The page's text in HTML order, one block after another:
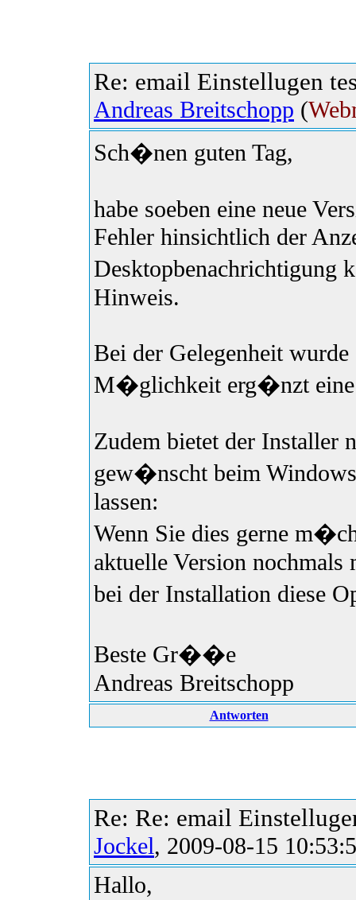
Re: email Einstellugen
Andreas Breitschopp (
Sch�nen guten Tag,
habe soeben eine neue
Fehler hinsichtlich der
Desktopbenachrichtigung
Hinweis.
Bei der Gelegenheit
M�glichkeit erg�nzt eine
Zudem bietet der Installer
gew�nscht beim
lassen:
Wenn Sie dies gerne
aktuelle Version nochmals
bei der Installation diese
Beste Gr��e
Andreas Breitschopp
Antworten
Re: Re: email
Jockel, 2009-08-15
Hallo,